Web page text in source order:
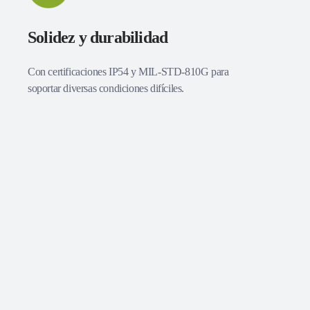
Solidez y durabilidad
Con certificaciones IP54 y MIL-STD-810G para
soportar diversas condiciones difíciles.